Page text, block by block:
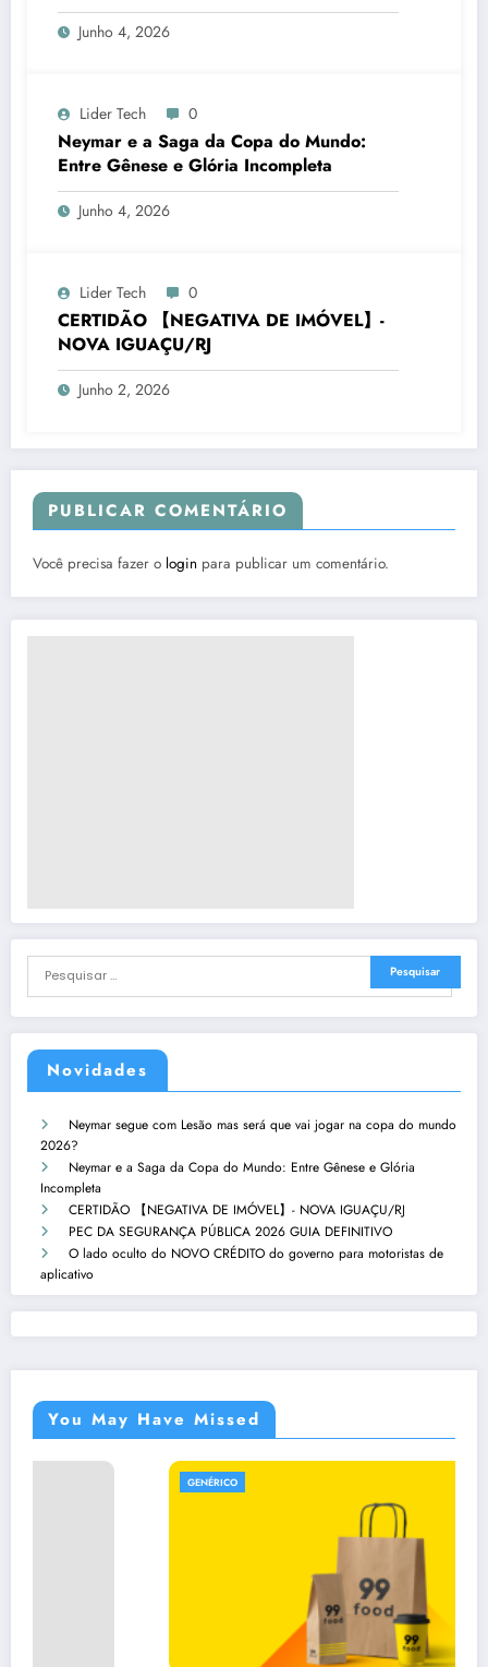
Novidades
Neymar segue com Lesão mas será que vai jogar na copa do mundo
2026?
Neymar e a Saga da Copa do Mundo: Entre Gênese e Glória
Incompleta
CERTIDÃO 【NEGATIVA DE IMÓVEL】- NOVA IGUAÇU/RJ
PEC DA SEGURANÇA PÚBLICA 2026 GUIA DEFINITIVO
O lado oculto do NOVO CRÉDITO do governo para motoristas de
aplicativo
Junho 4, 2026
Lider Tech 0
Neymar e a Saga da Copa do Mundo:
Entre Gênese e Glória Incompleta
Junho 4, 2026
Lider Tech 0
CERTIDÃO 【NEGATIVA DE IMÓVEL】-
NOVA IGUAÇU/RJ
Junho 2, 2026
PUBLICAR COMENTÁRIO
Você precisa fazer o login para publicar um comentário.
You May Have Missed